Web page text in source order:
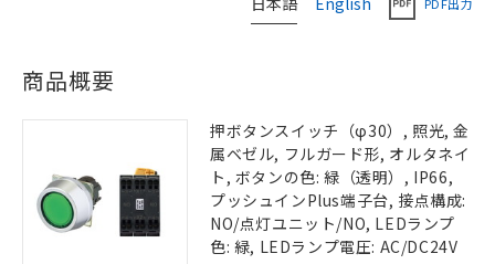
商品概要
押ボタンスイッチ（φ30）, 照光, 金
属ベゼル, フルガード形, オルタネイ
ト, ボタンの色: 緑（透明）, IP66,
プッシュインPlus端子台, 接点構成:
NO/点灯ユニット/NO, LEDランプ
色: 緑, LEDランプ電圧: AC/DC24V